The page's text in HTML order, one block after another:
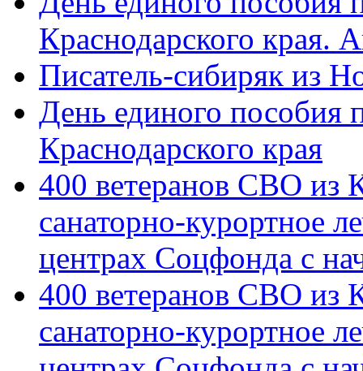
Краснодарского края.
Писатель-сибиряк из
День единого пособия
Краснодарского края
400 ветеранов СВО из
санаторно-курортное
центрах Соцфонда с
400 ветеранов СВО из
санаторно-курортное